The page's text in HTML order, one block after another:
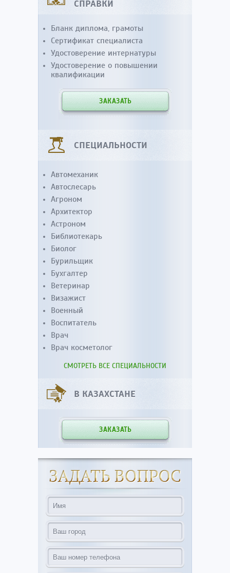
СПРАВКИ
Бланк диплома, грамоты
Сертификат специалиста
Удостоверение интернатуры
Удостоверение о повышении
квалификации
ЗАКАЗАТЬ
СПЕЦИАЛЬНОСТИ
Автомеханик
Автослесарь
Агроном
Архитектор
Астроном
Библиотекарь
Биолог
Бурильщик
Бухгалтер
Ветеринар
Визажист
Военный
Воспитатель
Врач
Врач косметолог
СМОТРЕТЬ ВСЕ СПЕЦИАЛЬНОСТИ
В КАЗАХСТАНЕ
ЗАКАЗАТЬ